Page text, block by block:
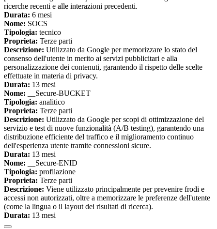
ricerche recenti e alle interazioni precedenti.
Durata: 6 mesi
Nome: SOCS
Tipologia: tecnico
Proprieta: Terze parti
Descrizione: Utilizzato da Google per memorizzare lo stato del
consenso dell'utente in merito ai servizi pubblicitari e alla
personalizzazione dei contenuti, garantendo il rispetto delle scelte
effettuate in materia di privacy.
Durata: 13 mesi
Nome: __Secure-BUCKET
Tipologia: analitico
Proprieta: Terze parti
Descrizione: Utilizzato da Google per scopi di ottimizzazione del
servizio e test di nuove funzionalità (A/B testing), garantendo una
distribuzione efficiente del traffico e il miglioramento continuo
dell'esperienza utente tramite connessioni sicure.
Durata: 13 mesi
Nome: __Secure-ENID
Tipologia: profilazione
Proprieta: Terze parti
Descrizione: Viene utilizzato principalmente per prevenire frodi e
accessi non autorizzati, oltre a memorizzare le preferenze dell'utente
(come la lingua o il layout dei risultati di ricerca).
Durata: 13 mesi